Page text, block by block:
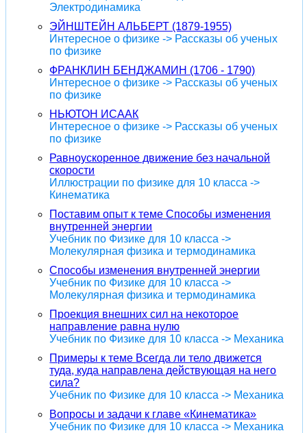
Электродинамика
ЭЙНШТЕЙН АЛЬБЕРТ (1879-1955)
Интересное о физике -> Рассказы об ученых
по физике
ФРАНКЛИН БЕНДЖАМИН (1706 - 1790)
Интересное о физике -> Рассказы об ученых
по физике
НЬЮТОН ИСААК
Интересное о физике -> Рассказы об ученых
по физике
Равноускоренное движение без начальной
скорости
Иллюстрации по физике для 10 класса ->
Кинематика
Поставим опыт к теме Способы изменения
внутренней энергии
Учебник по Физике для 10 класса ->
Молекулярная физика и термодинамика
Способы изменения внутренней энергии
Учебник по Физике для 10 класса ->
Молекулярная физика и термодинамика
Проекция внешних сил на некоторое
направление равна нулю
Учебник по Физике для 10 класса -> Механика
Примеры к теме Всегда ли тело движется
туда, куда направлена действующая на него
сила?
Учебник по Физике для 10 класса -> Механика
Вопросы и задачи к главе «Кинематика»
Учебник по Физике для 10 класса -> Механика